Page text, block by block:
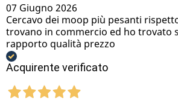
07 Giugno 2026
Cercavo dei moop più pesanti
trovano in commercio ed ho trovato
rapporto qualità prezzo
Acquirente verificato